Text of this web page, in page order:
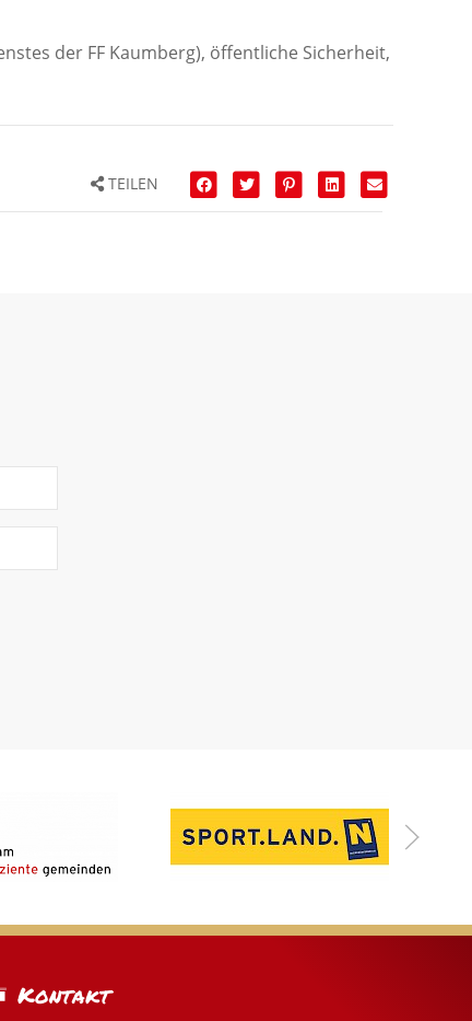
der FF Kaumberg), öffentliche Sicherheit,
TEILEN
Kontakt